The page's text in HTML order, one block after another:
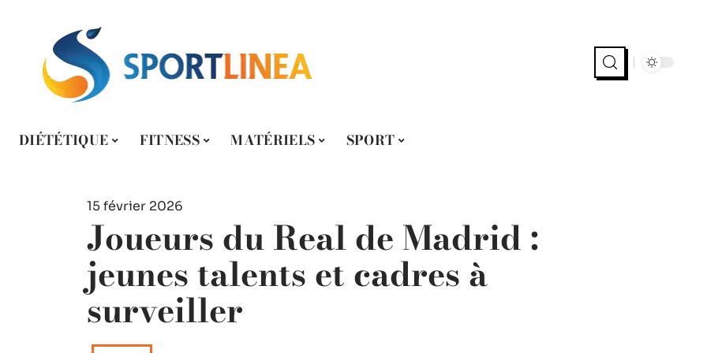
DIÉTÉTIQUE FITNESS MATÉRIELS SPORT
15 février 2026
Joueurs du Real de Madrid :
jeunes talents et cadres à
surveiller